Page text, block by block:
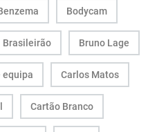
Bodycam
Brasileirão Bruno Lage
equipa Carlos Matos
Cartão Branco